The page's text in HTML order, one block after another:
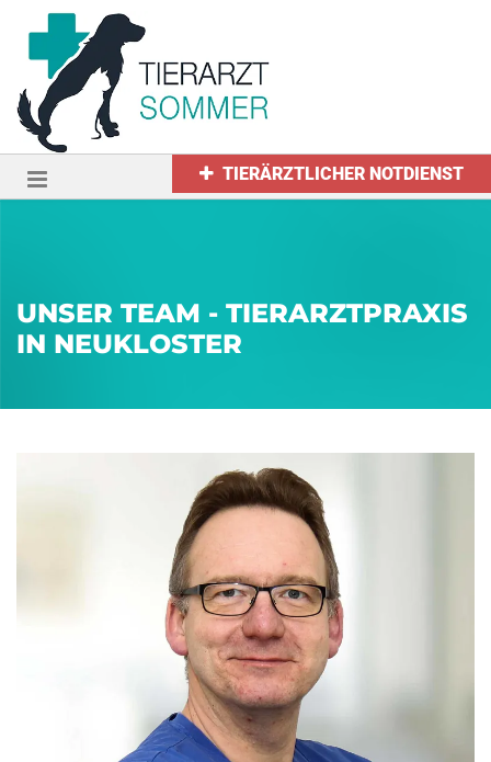
Zum Inhalt springen
TIERÄRZTLICHER NOTDIENST
UNSER TEAM - TIERARZTPRAXIS
IN NEUKLOSTER